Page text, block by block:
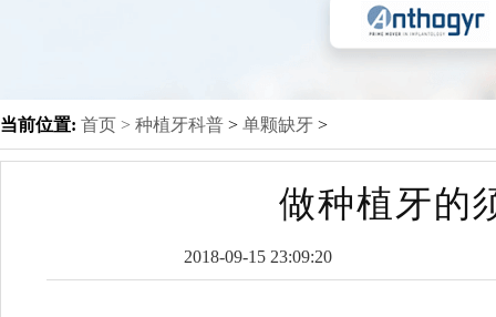
当前位置: 首页 > 种植牙科普 > 单颗缺牙 >
做种植牙的
2018-09-15 23:09:20